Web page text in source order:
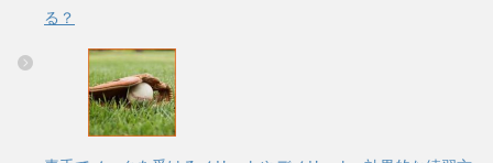
る？